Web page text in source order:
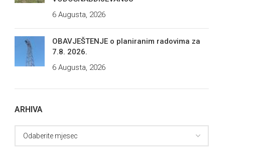
6 Augusta, 2026
OBAVJEŠTENJE o planiranim radovima za
7.8. 2026.
6 Augusta, 2026
ARHIVA